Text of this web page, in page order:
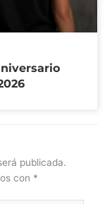
publicada.
con *